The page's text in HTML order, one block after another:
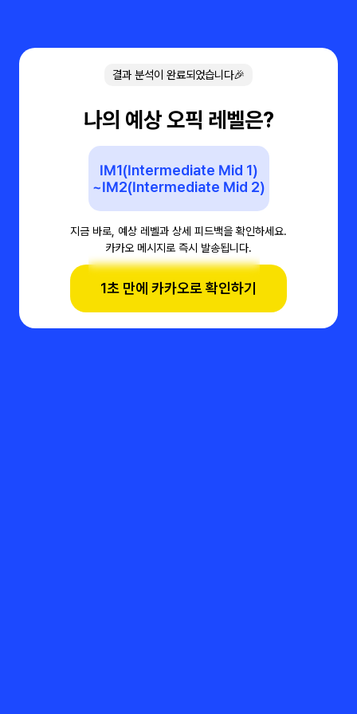
결과 분석이 완료되었습니다🎉
나의 예상 오픽 레벨은?
IM1(Intermediate Mid 1)
~IM2(Intermediate Mid 2)
지금 바로, 예상 레벨과 상세 피드백을 확인하세요.
카카오 메시지로 즉시 발송됩니다.
1초 만에 카카오로 확인하기